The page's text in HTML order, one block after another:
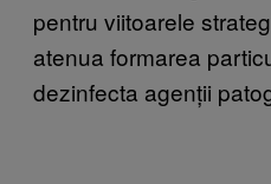
pentru viitoarele
atenua formarea
dezinfecta agenții